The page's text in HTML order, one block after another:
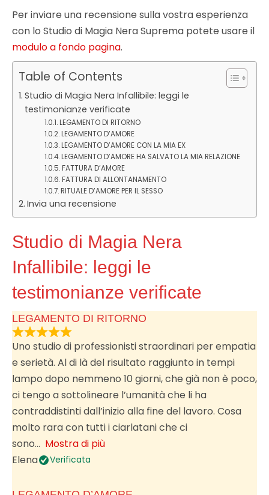
Per inviare una recensione sulla vostra esperienza
con lo Studio di Magia Nera Suprema potete usare il
modulo a fondo pagina.
Table of Contents
Studio di Magia Nera Infallibile: leggi le
testimonianze verificate
LEGAMENTO DI RITORNO
LEGAMENTO D’AMORE
LEGAMENTO D’AMORE CON LA MIA EX
LEGAMENTO D’AMORE HA SALVATO LA MIA RELAZIONE
FATTURA D’AMORE
FATTURA DI ALLONTANAMENTO
RITUALE D’AMORE PER IL SESSO
Invia una recensione
Studio di Magia Nera
Infallibile: leggi le
testimonianze verificate
LEGAMENTO DI RITORNO
Uno studio di professionisti straordinari per empatia
e serietà. Al di là del risultato raggiunto in tempi
lampo dopo nemmeno 10 giorni, che già non è poco,
ci tengo a sottolineare l’umanità che li ha
contraddistinti dall’inizio alla fine del lavoro. Cosa
molto rara con tutti i ciarlatani che ci
sono
Mostra di più
Elena
Verificata